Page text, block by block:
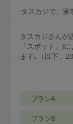
タスカジで、家
タスカジさんが
「スポット」)
ます｡（以下、
プランA
プランB